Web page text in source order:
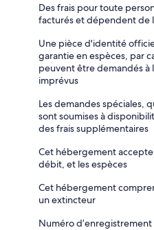
Des frais pour toute
facturés et dépendent de
Une pièce d'identité
garantie en espèces, par
peuvent être demandés à
imprévus
Les demandes spéciales,
sont soumises à
des frais supplémentaires
Cet hébergement
débit, et les espèces
Cet hébergement
un extincteur
Numéro